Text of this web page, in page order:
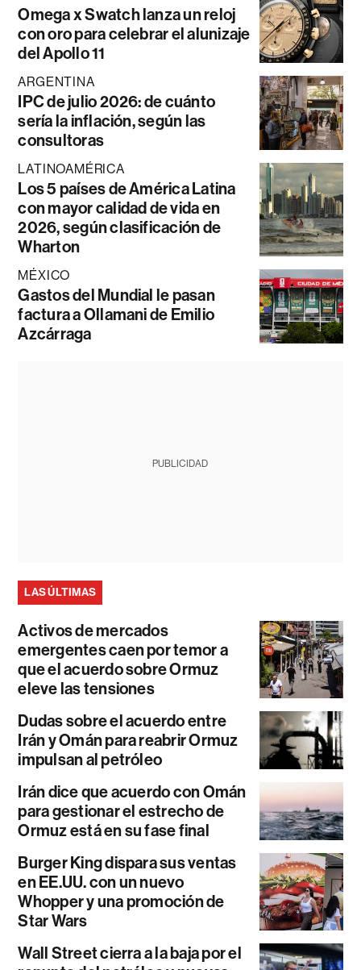
Omega x Swatch lanza un reloj
con oro para celebrar el alunizaje
del Apollo 11
ARGENTINA
IPC de julio 2026: de cuánto
sería la inflación, según las
consultoras
LATINOAMÉRICA
Los 5 países de América Latina
con mayor calidad de vida en
2026, según clasificación de
Wharton
MÉXICO
Gastos del Mundial le pasan
factura a Ollamani de Emilio
Azcárraga
PUBLICIDAD
LAS ÚLTIMAS
Activos de mercados
emergentes caen por temor a
que el acuerdo sobre Ormuz
eleve las tensiones
Dudas sobre el acuerdo entre
Irán y Omán para reabrir Ormuz
impulsan al petróleo
Irán dice que acuerdo con Omán
para gestionar el estrecho de
Ormuz está en su fase final
Burger King dispara sus ventas
en EE.UU. con un nuevo
Whopper y una promoción de
Star Wars
Wall Street cierra a la baja por el